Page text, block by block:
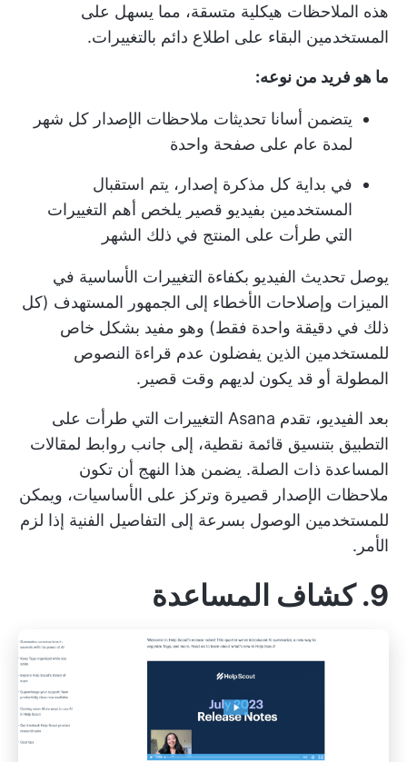
هذه الملاحظات هيكلية متسقة، مما يسهل على
المستخدمين البقاء على اطلاع دائم بالتغييرات.
ما هو فريد من نوعه:
يتضمن أسانا تحديثات ملاحظات الإصدار كل شهر
لمدة عام على صفحة واحدة
في بداية كل مذكرة إصدار، يتم استقبال
المستخدمين بفيديو قصير يلخص أهم التغييرات
التي طرأت على المنتج في ذلك الشهر
يوصل تحديث الفيديو بكفاءة التغييرات الأساسية في
الميزات وإصلاحات الأخطاء إلى الجمهور المستهدف (كل
ذلك في دقيقة واحدة فقط) وهو مفيد بشكل خاص
للمستخدمين الذين يفضلون عدم قراءة النصوص
المطولة أو قد يكون لديهم وقت قصير.
بعد الفيديو، تقدم Asana التغييرات التي طرأت على
التطبيق بتنسيق قائمة نقطية، إلى جانب روابط لمقالات
المساعدة ذات الصلة. يضمن هذا النهج أن تكون
ملاحظات الإصدار قصيرة وتركز على الأساسيات، ويمكن
للمستخدمين الوصول بسرعة إلى التفاصيل الفنية إذا لزم
الأمر.
9. كشاف المساعدة